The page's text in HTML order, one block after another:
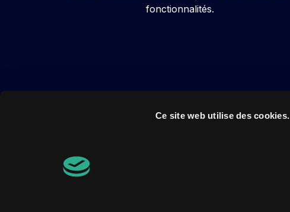
Ce site web utilise des cookies.
fonctionnalités.